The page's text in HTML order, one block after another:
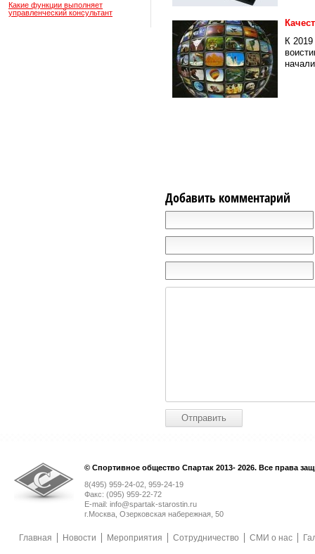
Какие функции выполняет
управленческий консультант
К
Добавить комментарий
© Спортивное общество Спартак 2013- 2026. Все права
8(495) 959-24-02, 959-24-19
Факс: (095) 959-22-72
E-mail: info@spartak-starostin.ru
г.Москва, Озерковская набережная, 50
Главная Новости Мероприятия Сотрудничество СМИ о нас